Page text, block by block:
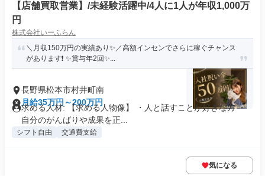
【店舗買取営業】/未経験活躍中/4人に1人が年収1,000万
円
株式会社いーふらん
＼月収150万円の実績あり✨／高額インセンでさらに稼ぐチャンス
があります❗ ✨賞与年2回✨...
長野県松本市村井町南
月給35万円～200万円
求める人材: 【求める人物像】 ・人と話すことが好きな方 ・
自分のがんばりや成果を正...
シフト自由 交通費支給
気になる